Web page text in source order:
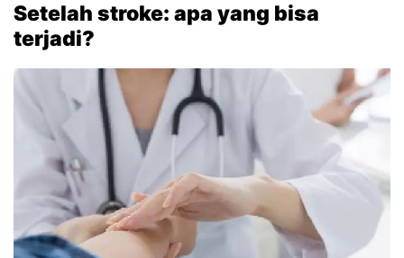
Setelah stroke: apa yang bisa
terjadi?